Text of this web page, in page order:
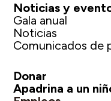
Noticias y
Gala anual
Noticias
Comunicados de
Donar
Apadrina a un